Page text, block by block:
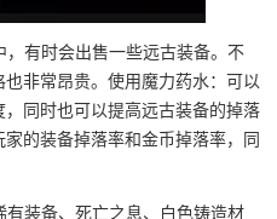
有时会出售一些远古装备。不
非常昂贵。使用魔力药水：可以
同时也可以提高远古装备的掉落
的装备掉落率和金币掉落率，同
装备、死亡之息、白色铸造材